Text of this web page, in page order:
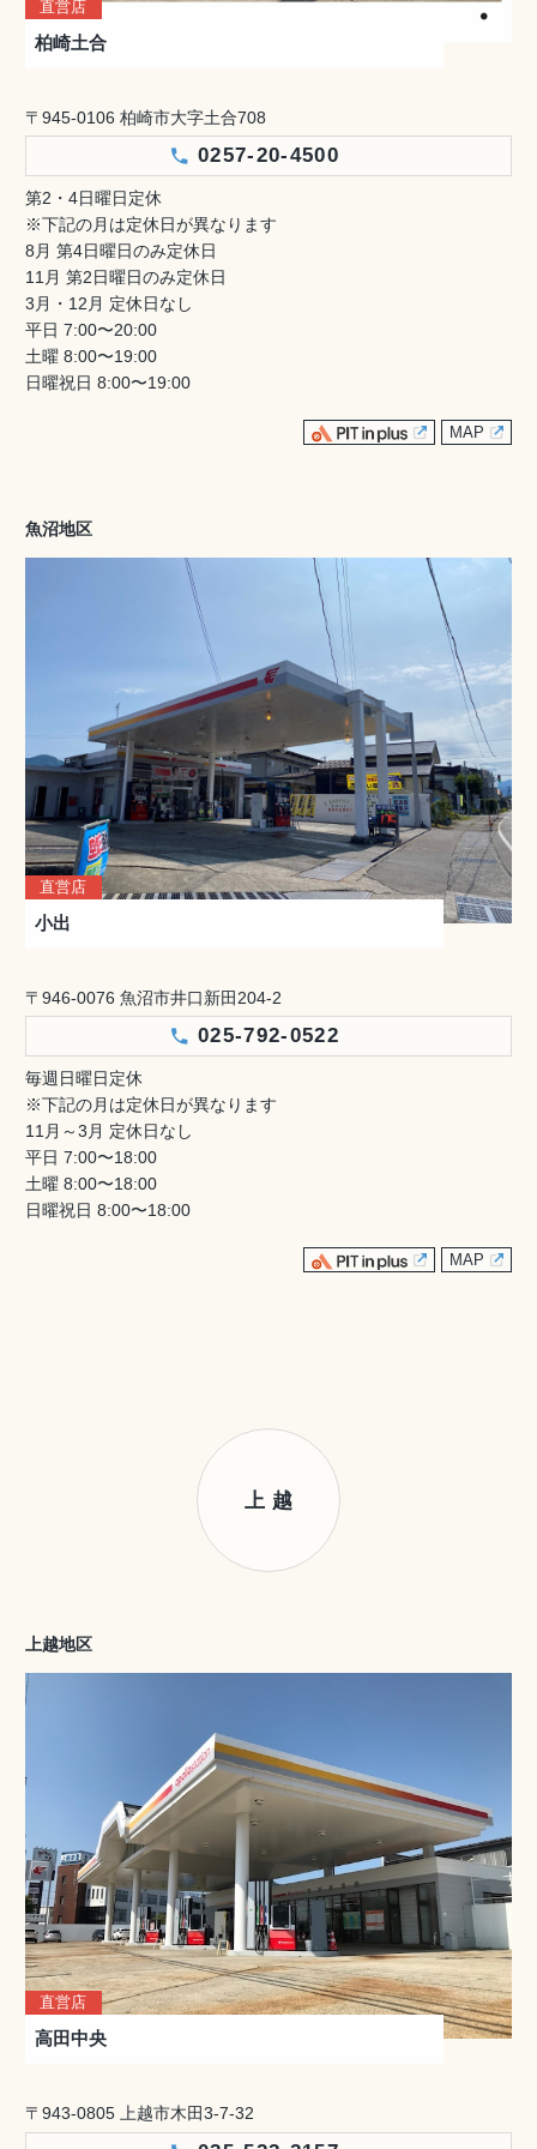
直営店
柏崎土合
〒945-0106 柏崎市大字土合708
0257-20-4500
第2・4日曜日定休
※下記の月は定休日が異なります
8月 第4日曜日のみ定休日
11月 第2日曜日のみ定休日
3月・12月 定休日なし
平日 7:00〜20:00
土曜 8:00〜19:00
日曜祝日 8:00〜19:00
MAP
魚沼地区
直営店
小出
〒946-0076 魚沼市井口新田204-2
025-792-0522
毎週日曜日定休
※下記の月は定休日が異なります
11月～3月 定休日なし
平日 7:00〜18:00
土曜 8:00〜18:00
日曜祝日 8:00〜18:00
MAP
上越
上越地区
直営店
高田中央
〒943-0805 上越市木田3-7-32